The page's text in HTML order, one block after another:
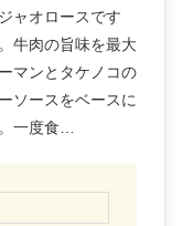
ャオロースです
牛肉の旨味を最大
マンとタケノコの
ソースをベースに
一度食…